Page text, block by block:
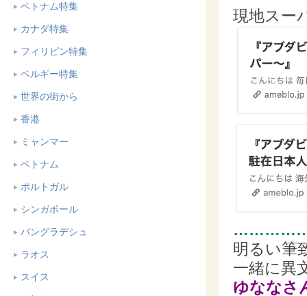
ベトナム特集
カナダ特集
フィリピン特集
ベルギー特集
世界の街から
香港
ミャンマー
ベトナム
ポルトガル
シンガポール
バングラデシュ
ラオス
スイス
現地スー
明るい筆
一緒に異
ゆななさ